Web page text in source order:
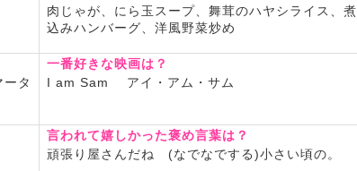
あんなのシフト
3/12～3/22
3/12(木) 12:00～24:00
🫧3/13(金) おやすみ
3/15(日) 12:00～24:00
3/16(月) おやすみ
肉じゃが、にら玉スープ、舞茸のハヤシライス、煮
込みハンバーグ、洋風野菜炒め
タ
一番好きな映画は？
I am Sam アイ・アム・サム
言われて嬉しかった褒め言葉は？
頑張り屋さんだね (なでなでする)小さい頃の。